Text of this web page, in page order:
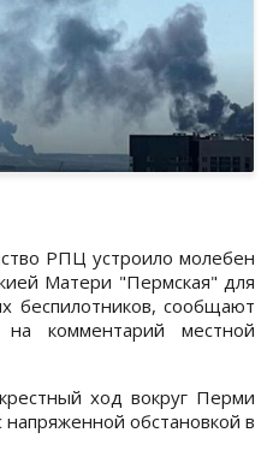
РПЦ устроило молебен
Матери "Пермская" для
беспилотников, сообщают
комментарий местной
ход вокруг Перми
обстановкой в